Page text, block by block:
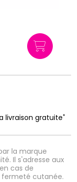
la marque
Il s'adresse aux
cas de
fermeté cutanée.
livraison gratuite*